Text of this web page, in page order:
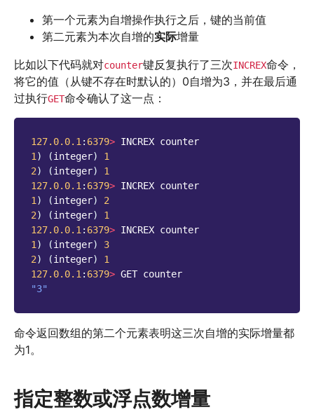
第一个元素为自增操作执行之后，键的当前值
第二元素为本次自增的实际增量
比如以下代码就对counter键反复执行了三次INCREX命令，
将它的值（从键不存在时默认的）0自增为3，并在最后通
过执行GET命令确认了这一点：
127.0.0.1: 6379> INCREX counter
1) (integer)
1
2) (integer)
1
127.0.0.1: 6379> INCREX counter
1) (integer)
2
2) (integer)
1
127.0.0.1: 6379> INCREX counter
1) (integer)
3
2) (integer)
1
127.0.0.1: 6379> GET counter
"3"
命令返回数组的第二个元素表明这三次自增的实际增量都
为1。
指定整数或浮点数增量